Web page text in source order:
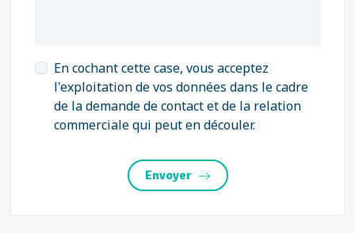
En cochant cette case, vous acceptez
l'exploitation de vos données dans le cadre
de la demande de contact et de la relation
commerciale qui peut en découler.
Envoyer